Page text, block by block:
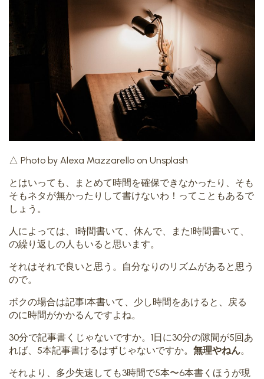
△ Photo by Alexa Mazzarello on Unsplash
とはいっても、まとめて時間を確保できなかったり、そも
そもネタが無かったりして書けないわ！ってこともあるで
しょう。
人によっては、1時間書いて、休んで、また1時間書いて、
の繰り返しの人もいると思います。
それはそれで良いと思う。自分なりのリズムがあると思う
ので。
ボクの場合は記事1本書いて、少し時間をあけると、戻る
のに時間がかかるんですよね。
30分で記事書くじゃないですか。1日に30分の隙間が5回あ
れば、5本記事書けるはずじゃないですか。 無理やねん。
それより、多少失速しても3時間で5本〜6本書くほうが現